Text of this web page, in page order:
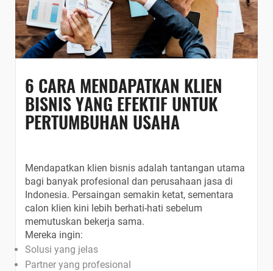
6 CARA MENDAPATKAN KLIEN
BISNIS YANG EFEKTIF UNTUK
PERTUMBUHAN USAHA
Mendapatkan klien bisnis adalah tantangan utama
bagi banyak profesional dan perusahaan jasa di
Indonesia. Persaingan semakin ketat, sementara
calon klien kini lebih berhati-hati sebelum
memutuskan bekerja sama.
Mereka ingin:
Solusi yang jelas
Partner yang profesional